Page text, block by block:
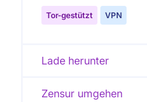
Tor-gestützt VPN
Lade herunter
Zensur umgehen